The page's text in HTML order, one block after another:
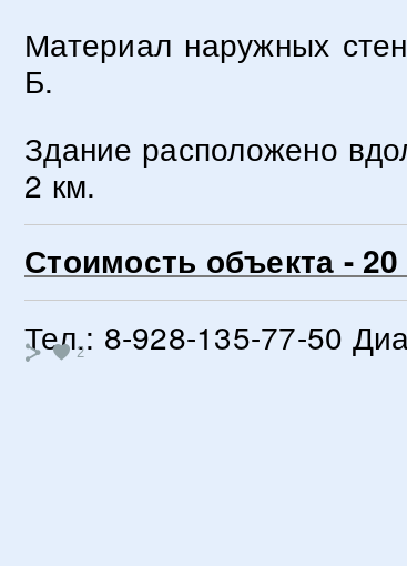
Материал наружных
Б.
Здание расположено
2 км.
Стоимость объекта -
Тел.: 8-928-135-77-50
2